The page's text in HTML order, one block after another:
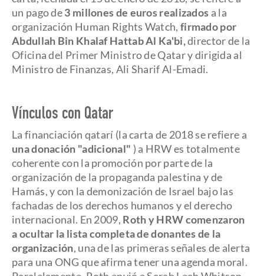
un pago de3 millones de euros realizados a la
organización Human Rights Watch, firmado por
Abdullah Bin Khalaf Hattab Al Ka'bi,director de la
Oficina del Primer Ministro de Qatar y dirigida al
Ministro de Finanzas, Ali Sharif Al-Emadi.
Vínculos con Qatar
La financiación qatarí (la carta de 2018 se refiere a
una donación "adicional" ) a HRW es totalmente
coherente con la promoción por parte de la
organización de la propaganda palestina y de
Hamás, y con la demonización de Israel bajo las
fachadas de los derechos humanos y el derecho
internacional. En 2009, Roth y HRW comenzaron
a ocultar la lista completa de donantes de la
organización, una de las primeras señales de alerta
para una ONG que afirma tener una agenda moral.